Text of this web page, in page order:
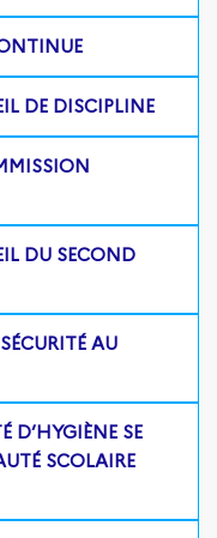
DE DISCIPLINE
DU SECOND
AU
SE
SCOLAIRE